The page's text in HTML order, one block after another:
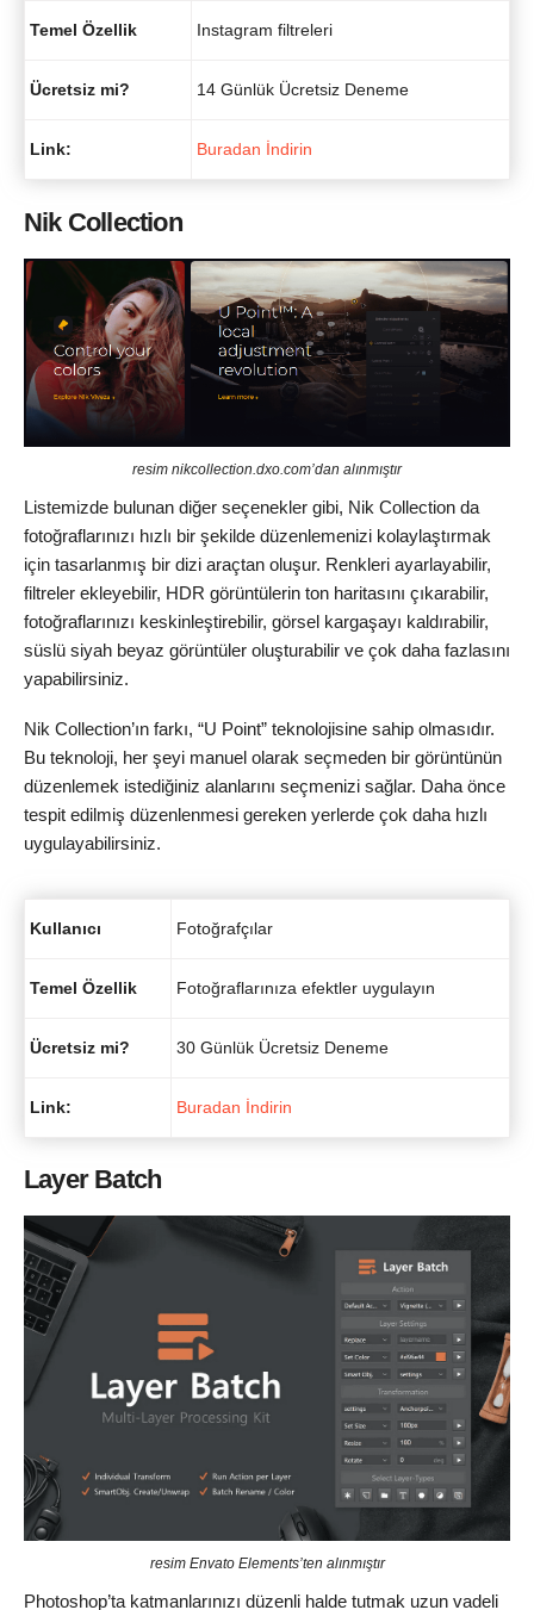
Temel Özellik Instagram filtreleri
Ücretsiz mi? 14 Günlük Ücretsiz Deneme
Link: Buradan İndirin
Nik Collection
resim nikcollection.dxo.com’dan alınmıştır
Listemizde bulunan diğer seçenekler gibi, Nik Collection da
fotoğraflarınızı hızlı bir şekilde düzenlemenizi kolaylaştırmak
için tasarlanmış bir dizi araçtan oluşur. Renkleri ayarlayabilir,
filtreler ekleyebilir, HDR görüntülerin ton haritasını çıkarabilir,
fotoğraflarınızı keskinleştirebilir, görsel kargaşayı kaldırabilir,
süslü siyah beyaz görüntüler oluşturabilir ve çok daha fazlasını
yapabilirsiniz.
Nik Collection’ın farkı, “U Point” teknolojisine sahip olmasıdır.
Bu teknoloji, her şeyi manuel olarak seçmeden bir görüntünün
düzenlemek istediğiniz alanlarını seçmenizi sağlar. Daha önce
tespit edilmiş düzenlenmesi gereken yerlerde çok daha hızlı
uygulayabilirsiniz.
Kullanıcı Fotoğrafçılar
Temel Özellik Fotoğraflarınıza efektler uygulayın
Ücretsiz mi? 30 Günlük Ücretsiz Deneme
Link: Buradan İndirin
Layer Batch
resim Envato Elements’ten alınmıştır
Photoshop’ta katmanlarınızı düzenli halde tutmak uzun vadeli